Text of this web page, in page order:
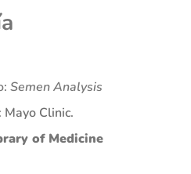
Semen Analysis
Mayo Clinic.
of Medicine